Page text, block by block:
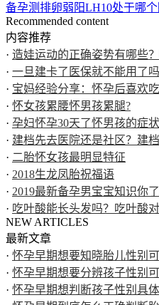
备孕测排卵弱阳LH10处于哪个
Recommended content
内容推荐
· 造娃运动的正确姿势有哪些
· 一旦建卡了医保就不能用了
· 宝妈经验分享：怀孕后喜欢
· 怀女孩累腰怀男孩累腿?
· 孕妇怀孕30天了怀男孩的症状
· 建档先去医院还是社区？建
· 二胎怀女孩最明显特征
· 2018生龙凤胎祝福语
· 2019最新备孕男宝宝知识你了
· 吃叶酸能长头发吗？吃叶酸
NEW ARTICLES
最新文章
· 怀孕早期想要知晓胎儿性别
· 怀孕早期想要分辨孩子性别
· 怀孕早期想判断孩子性别具